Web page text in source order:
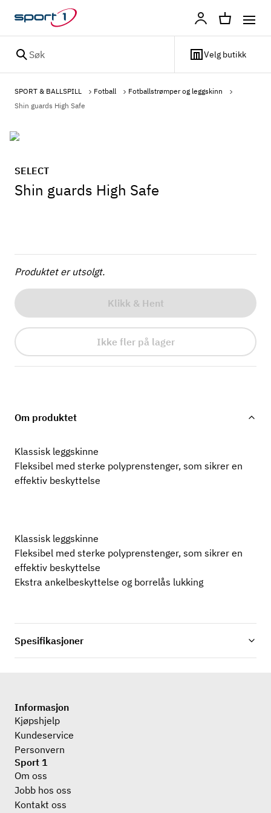
Søk Velg butikk
Profil
SPORT & BALLSPILL Fotball
Fotballstrømper og leggskinn
Shin guards High Safe
SELECT
Shin guards High Safe
Produktet er utsolgt.
Klikk & Hent
Ikke fler på lager
Om produktet
Klassisk leggskinne
Fleksibel med sterke polyprenstenger, som sikrer en
effektiv beskyttelse
Klassisk leggskinne
Fleksibel med sterke polyprenstenger, som sikrer en
effektiv beskyttelse
Ekstra ankelbeskyttelse og borrelås lukking
Spesifikasjoner
Informasjon
Kjøpshjelp
Kundeservice
Personvern
Sport 1
Om oss
Jobb hos oss
Kontakt oss